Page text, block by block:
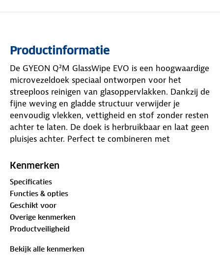
Productinformatie
De GYEON Q²M GlassWipe EVO is een hoogwaardige
microvezeldoek speciaal ontworpen voor het
streeploos reinigen van glasoppervlakken. Dankzij de
fijne weving en gladde structuur verwijder je
eenvoudig vlekken, vettigheid en stof zonder resten
achter te laten. De doek is herbruikbaar en laat geen
pluisjes achter. Perfect te combineren met
Kenmerken
Specificaties
Functies & opties
Geschikt voor
Overige kenmerken
Productveiligheid
Bekijk alle kenmerken